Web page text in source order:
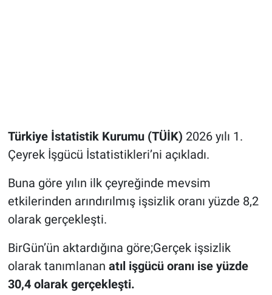
Türkiye İstatistik Kurumu (TÜİK) 2026 yılı 1.
Çeyrek İşgücü İstatistikleri’ni açıkladı.
Buna göre yılın ilk çeyreğinde mevsim
etkilerinden arındırılmış işsizlik oranı yüzde 8,2
olarak gerçekleşti.
BirGün’ün aktardığına göre;Gerçek işsizlik
olarak tanımlanan atıl işgücü oranı ise yüzde
30,4 olarak gerçekleşti.